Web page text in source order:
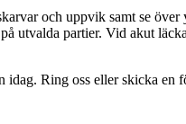
och uppvik samt se
utvalda partier. Vid akut
Ring oss eller skicka en